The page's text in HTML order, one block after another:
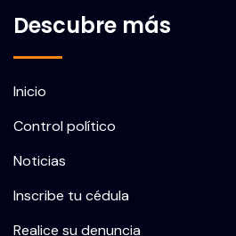
Descubre más
Inicio
Control político
Noticias
Inscribe tu cédula
Realice su denuncia